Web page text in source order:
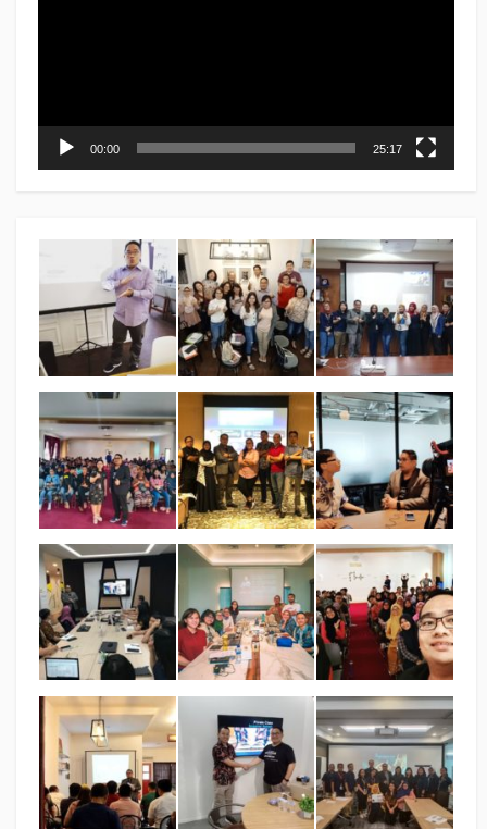
00:00 25:17